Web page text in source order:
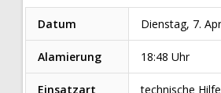
Datum Dienstag, 7.
Alamierung 18:48 Uhr
Einsatzart technische